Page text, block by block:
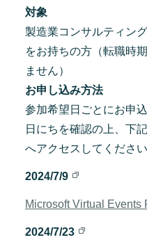
対象
製造業コンサルティン
をお持ちの方（転職時
ません）
お申し込み方法
参加希望日ごとにお申
日にちを確認の上、下
へアクセスしてください
2024/7/9
Microsoft Virtual Events
2024/7/23